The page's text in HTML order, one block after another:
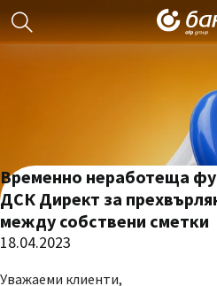
Временно неработеща
ДСК Директ за
между собствени сметки
18.04.2023
Уважаеми клиенти,